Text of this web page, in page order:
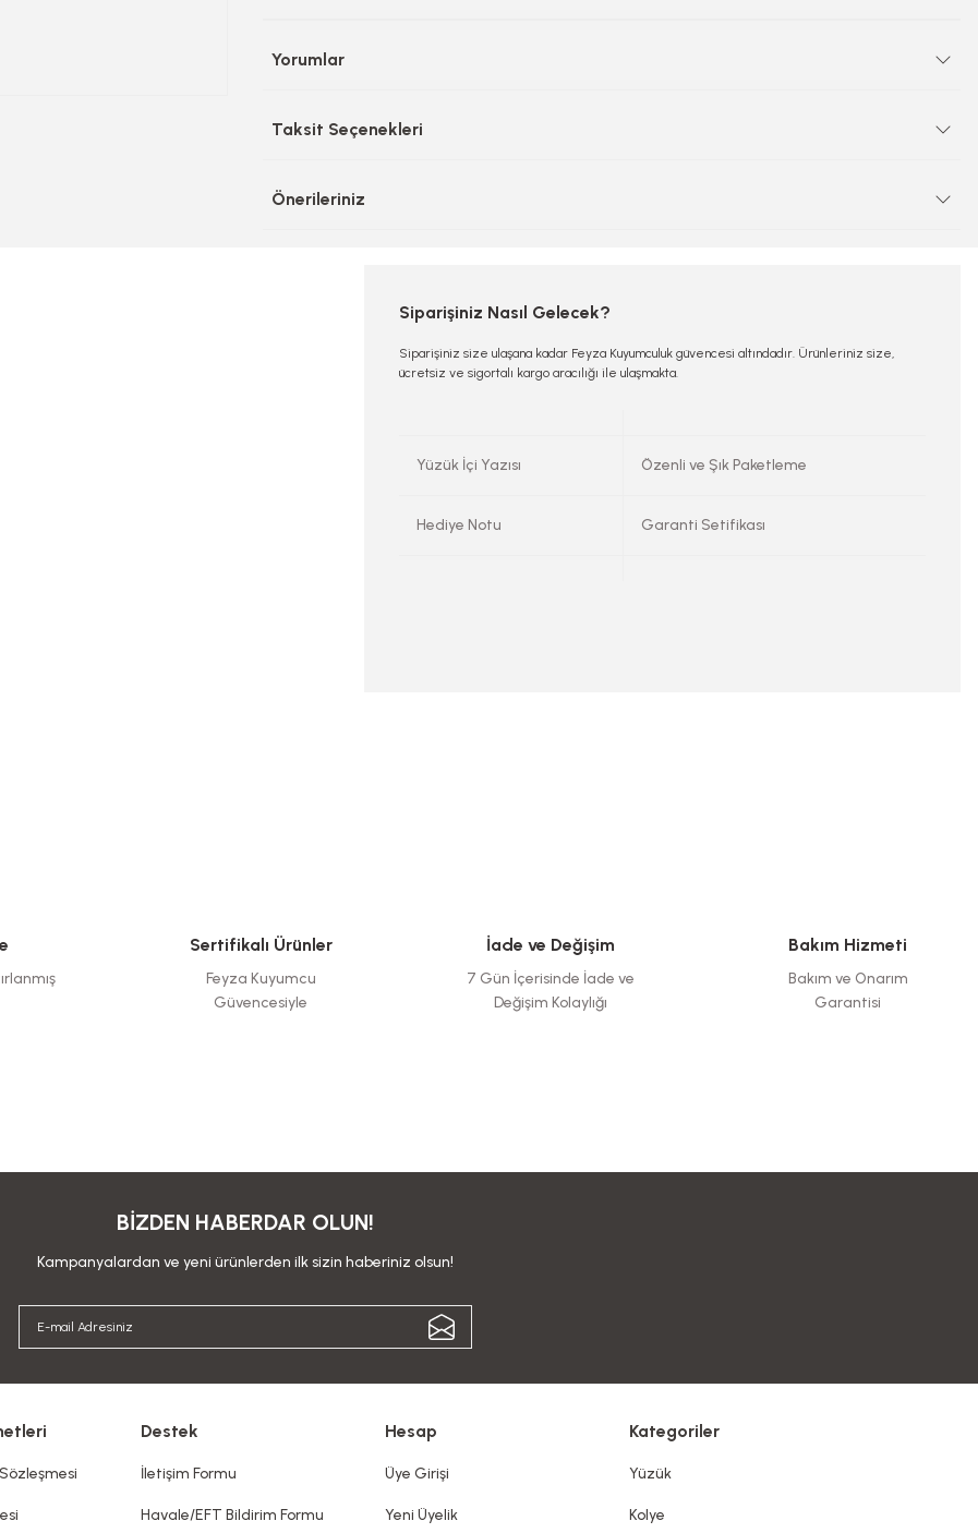
Yorumlar
Taksit Seçenekleri
Önerileriniz
Siparişiniz Nasıl Gelecek?
Siparişiniz size ulaşana kadar Feyza Kuyumculuk güvencesi altındadır. Ürünleriniz size,
ücretsiz ve sigortalı kargo aracılığı ile ulaşmakta.
Yüzük İçi Yazısı Özenli ve Şık Paketleme
Hediye Notu Garanti Setifikası
Sertifikalı Ürünler
Feyza Kuyumcu
Güvencesiyle
İade ve Değişim
7 Gün İçerisinde İade ve
Değişim Kolaylığı
Bakım Hizmeti
Bakım ve Onarım
Garantisi
BİZDEN HABERDAR OLUN!
Kampanyalardan ve yeni ürünlerden ilk sizin haberiniz olsun!
Destek
İletişim Formu
Havale/EFT Bildirim Formu
Hesap
Üye Girişi
Yeni Üyelik
Kategoriler
Yüzük
Kolye